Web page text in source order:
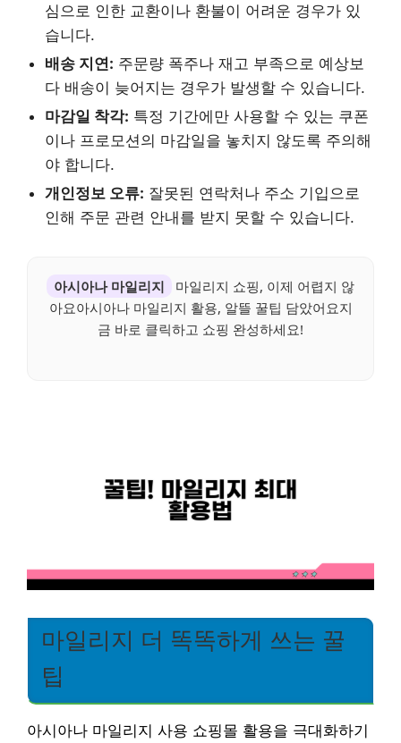
심으로 인한 교환이나 환불이 어려운 경우가 있
습니다.
배송 지연: 주문량 폭주나 재고 부족으로 예상보
다 배송이 늦어지는 경우가 발생할 수 있습니다.
마감일 착각: 특정 기간에만 사용할 수 있는 쿠폰
이나 프로모션의 마감일을 놓치지 않도록 주의해
야 합니다.
개인정보 오류: 잘못된 연락처나 주소 기입으로
인해 주문 관련 안내를 받지 못할 수 있습니다.
아시아나 마일리지
마일리지 쇼핑, 이제 어렵지 않
아요아시아나 마일리지 활용, 알뜰 꿀팁 담았어요지
금 바로 클릭하고 쇼핑 완성하세요!
마일리지 더 똑똑하게 쓰는 꿀
팁
아시아나 마일리지 사용 쇼핑몰 활용을 극대화하기